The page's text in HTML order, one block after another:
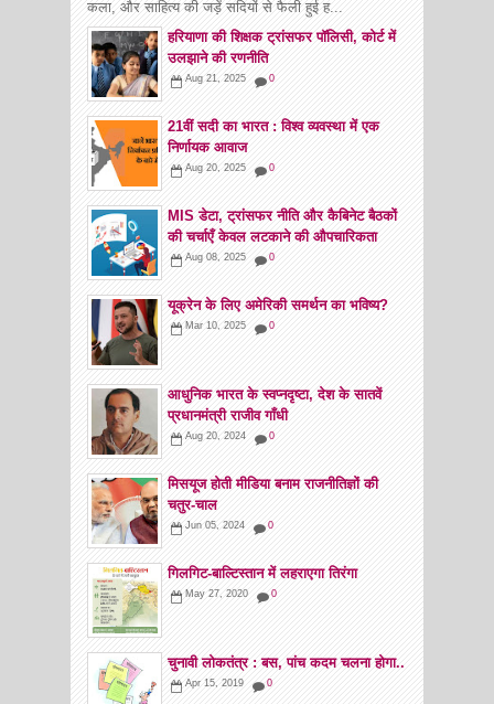
कला, और साहित्य की जड़ें सदियों से फैली हुई ह...
हरियाणा की शिक्षक ट्रांसफर पॉलिसी, कोर्ट में
उलझाने की रणनीति
Aug 21, 2025 0
21वीं सदी का भारत : विश्व व्यवस्था में एक
निर्णायक आवाज
Aug 20, 2025 0
MIS डेटा, ट्रांसफर नीति और कैबिनेट बैठकों
की चर्चाएँ केवल लटकाने की औपचारिकता
Aug 08, 2025 0
यूक्रेन के लिए अमेरिकी समर्थन का भविष्य?
Mar 10, 2025 0
आधुनिक भारत के स्वप्नदृष्टा, देश के सातवें
प्रधानमंत्री राजीव गाँधी
Aug 20, 2024 0
मिसयूज होती मीडिया बनाम राजनीतिज्ञों की
चतुर-चाल
Jun 05, 2024 0
गिलगिट-बाल्टिस्तान में लहराएगा तिरंगा
May 27, 2020 0
चुनावी लोकतंत्र : बस, पांच कदम चलना होगा..
Apr 15, 2019 0